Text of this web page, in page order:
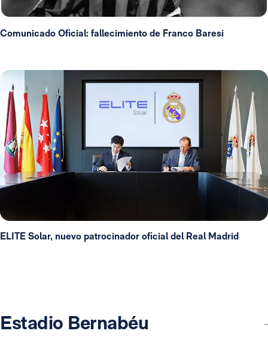
Comunicado Oficial: fallecimiento de Franco Baresi
ELITE Solar, nuevo patrocinador oficial del Real Madrid
Estadio Bernabéu